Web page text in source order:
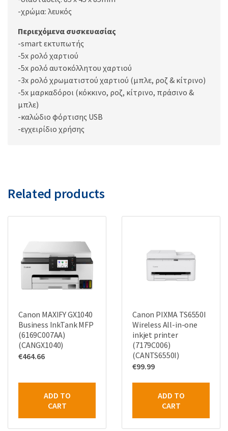
-χρώμα: λευκός
Περιεχόμενα συσκευασίας
-smart εκτυπωτής
-5x ρολό χαρτιού
-5x ρολό αυτοκόλλητου χαρτιού
-3x ρολό χρωματιστού χαρτιού (μπλε, ροζ & κίτρινο)
-5x μαρκαδόροι (κόκκινο, ροζ, κίτρινο, πράσινο &
μπλε)
-καλώδιο φόρτισης USB
-εγχειρίδιο χρήσης
Related products
Canon MAXIFY GX1040
Business InkTank MFP
(6169C007AA)
(CANGX1040)
€464.66
ADD TO
CART
Canon PIXMA TS6550I
Wireless All-in-one
inkjet printer
(7179C006)
(CANTS6550I)
€99.99
ADD TO
CART